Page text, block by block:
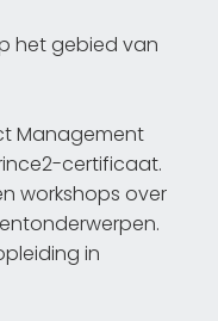
het gebied van
Management
certificaat.
workshops over
in